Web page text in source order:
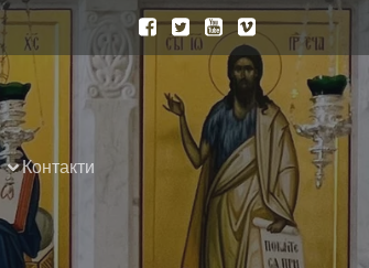
Контакти